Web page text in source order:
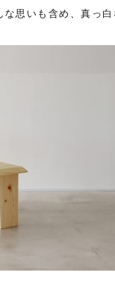
思いも含め、真っ